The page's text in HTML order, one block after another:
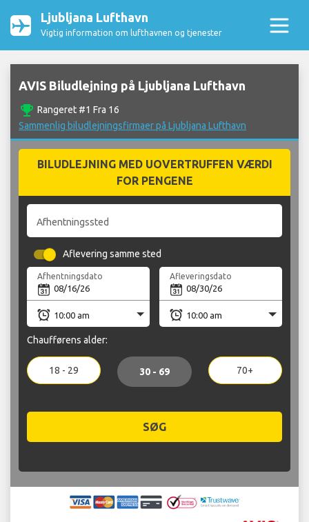
Ljubljana Lufthavn
Vigtig information om lufthavnen og tjenester
AVIS Biludlejning på Ljubljana Lufthavn
emoji_events Rangeret #1 Fra 16
Sammenlig biludlejningsfirmaer på Ljubljana Lufthavn
BILUDLEJNING MED UOVERTRUFFEN VÆRDI
FOR PENGENE
Afhentningssted
Aflevering samme sted
Afhentningsdato Afleveringsdato
Chaufførens alder:
18 - 29 30 - 69 70+
SØG